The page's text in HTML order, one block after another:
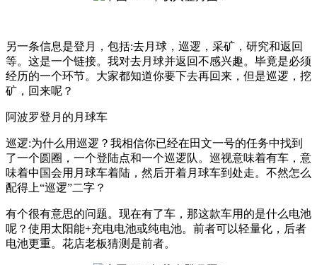
另一条信息是登月，包括:去月球，巡逻，采矿，研究和返回
等。这是一个链接。我对去月球并返回不感兴趣。毕竟是必须
经历的一个环节。大家都知道你要下去再回来，但是巡逻，挖
矿，回来呢？
阿波罗登月的月球车
巡逻:为什么用巡逻？我相信你已经在田文一号的任务中找到
了一个圆圈，一个登陆点和一个巡逻队。巡视意味着有车，意
味着中国会用月球车着陆，然后开着月球车到处走。不然怎么
配得上“巡逻”二字？
有个很有意思的问题。现在有了车，那这款车用的是什么电池
呢？使用太阳能+充电电池或纯电池。前者可以轻量化，后者
电池更重。花店老板猜测是前者。